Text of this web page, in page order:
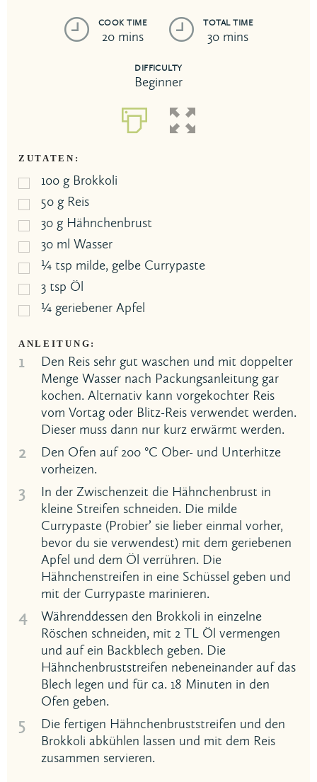
COOK TIME
20 mins
TOTAL TIME
30 mins
DIFFICULTY
Beginner
ZUTATEN:
100 g Brokkoli
50 g Reis
30 g Hähnchenbrust
30 ml Wasser
¼ tsp milde, gelbe Currypaste
3 tsp Öl
¼ geriebener Apfel
ANLEITUNG:
1
Den Reis sehr gut waschen und mit doppelter
Menge Wasser nach Packungsanleitung gar
kochen. Alternativ kann vorgekochter Reis
vom Vortag oder Blitz-Reis verwendet werden.
Dieser muss dann nur kurz erwärmt werden.
2
Den Ofen auf 200 °C Ober- und Unterhitze
vorheizen.
3
In der Zwischenzeit die Hähnchenbrust in
kleine Streifen schneiden. Die milde
Currypaste (Probier’ sie lieber einmal vorher,
bevor du sie verwendest) mit dem geriebenen
Apfel und dem Öl verrühren. Die
Hähnchenstreifen in eine Schüssel geben und
mit der Currypaste marinieren.
4
Währenddessen den Brokkoli in einzelne
Röschen schneiden, mit 2 TL Öl vermengen
und auf ein Backblech geben. Die
Hähnchenbruststreifen nebeneinander auf das
Blech legen und für ca. 18 Minuten in den
Ofen geben.
5
Die fertigen Hähnchenbruststreifen und den
Brokkoli abkühlen lassen und mit dem Reis
zusammen servieren.